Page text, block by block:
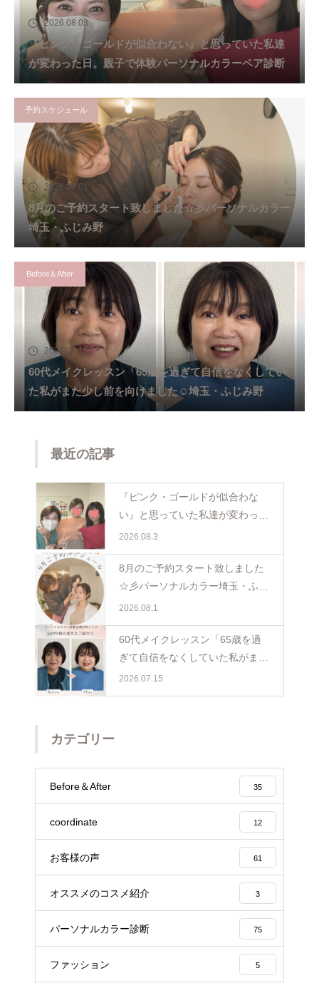
2026.08.03
『ピンク・ゴールドが似合わない』と思っていた私達
が変わった日。親子で体験パーソナルカラーペア診断
予約スケジュール
2026.08.01
8月のご予約スタート致しました☆彡パーソナルカラー
埼玉・ふじみ野
Before＆After
2026.07.15
60代メイクレッスン「65歳を過ぎて自信をなくしてい
た私がまた少し前を向けました☺️埼玉・ふじみ野
最近の記事
『ピンク・ゴールドが似合わな
い』と思っていた私達が変わった
日。親子で体験パーソナルカラー
2026.08.3
8月のご予約スタート致しました
☆彡パーソナルカラー埼玉・ふじ
み野
2026.08.1
60代メイクレッスン「65歳を過
ぎて自信をなくしていた私がまた
少し前を向けました☺️埼玉・ふじ
み野
2026.07.15
カテゴリー
Before＆After 35
coordinate 12
お客様の声 61
オススメのコスメ紹介 3
パーソナルカラー診断 75
ファッション 5